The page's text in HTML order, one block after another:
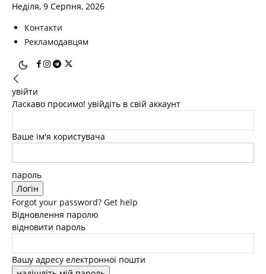
Неділя, 9 Серпня, 2026
Контакти
Рекламодавцям
увійти
Ласкаво просимо! увійдіть в свій аккаунт
Ваше ім'я користувача
пароль
Forgot your password? Get help
Відновлення паролю
відновити пароль
Вашу адресу електронної пошти